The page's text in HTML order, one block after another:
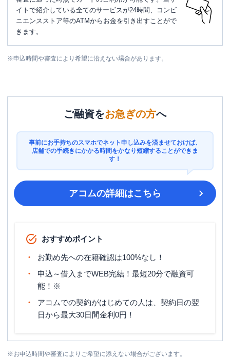
イトで紹介している全てのサービスが24時間、コンビ
ニエンスストア等のATMからお金を引き出すことがで
きます。
※申込時間や審査により希望に沿えない場合があります。
ご融資をお急ぎの方へ
事前にお手持ちのスマホでネット申し込みを済ませておけば、
店舗での手続きにかかる時間をかなり短縮することができま
す！
アコムの詳細はこちら
おすすめポイント
お勤め先への在籍確認は100%なし！
申込～借入までWEB完結！最短20分で融資可
能！※
アコムでの契約がはじめての人は、契約日の翌
日から最大30日間金利0円！
※お申込時間や審査によりご希望に添えない場合がございます。